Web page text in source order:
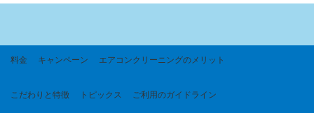
料金 キャンペーン エアコンクリーニングのメリット
こだわりと特徴 トピックス ご利用のガイドライン